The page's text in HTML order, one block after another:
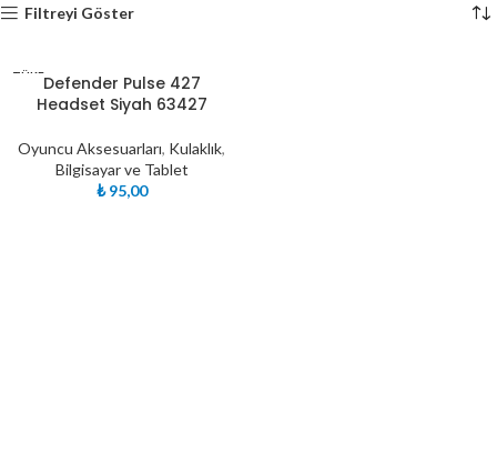
Filtreyi Göster
TÜKEDefender Pulse 427
Headset Siyah 63427
Oyuncu Aksesuarları, Kulaklık,
Bilgisayar ve Tablet
₺95,00